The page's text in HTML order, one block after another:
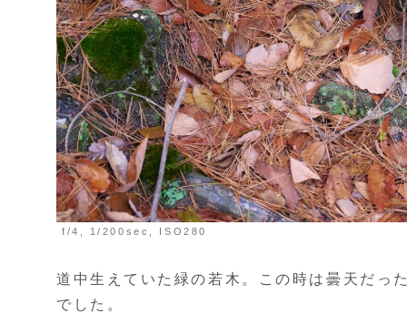
f/4, 1/200sec, ISO280
道中生えていた緑の若木。この時は曇天だっ
でした。